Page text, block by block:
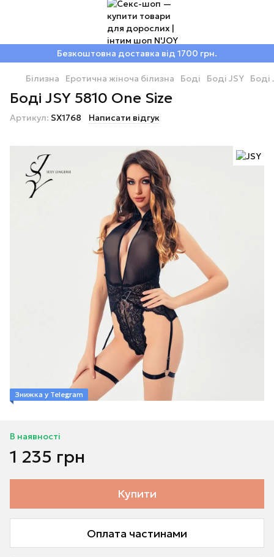
Безкоштовна доставка від 1700 грн.
Білизна Еротична жіноча білизна Боді Боді JSY Боді
Боді JSY 5810 One Size
Артикул: SX1768 Написати відгук
Знижка у Telegram
В наявності
1 235 грн
Купити
Оплата частинами